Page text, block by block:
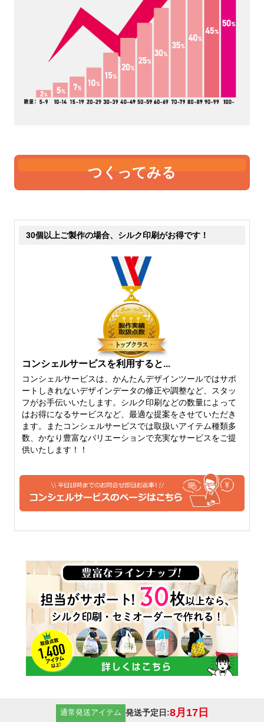
いちばん薄手です。中身が透
けて見えるのが分かります。
価格が安いのでノベルティや
販促として製作する事が多い
です。たためる機能のあるエ
コバッグなどは、4オンスで
作っているものが比較的多い
です。
薄手です。5オンスも中身が
透けて見えます。やや4オン
スよりも厚くなりますので、
ちょっとしっかりとした雰囲
気にはなります。手軽なトー
さそうです。
表現が難しいのですが、薄手
の中では、厚手です。透け具
合もだいぶ気にならないレベ
ルです。たたんだりできる厚
若干透けますが、中身が見え
るということは無いと思って
大丈夫です。ここから中厚手
になり、しっかりとした雰囲
気がありながらも、柔らかさ
さになります。
10オンス
10オンスになると、しっかり
としたトートバッグを作りた
いという片には、おすすめで
番のトートバッグなどは、10
オンスくらいから。やわらか
い雰囲気も残っています。
12オンス
厚手のしっかりトートバッグ
といえば、12オンス。生地も
トートバッグをご希望の方に
は、おすすめできる人気のベ
ーシックな厚手コットンで
14オンス
一番厚手のコットン生地で
す。堅さもあり、厚手なの
で、中身も透けることなく、
重視の方にはおすすめの14オ
つくってみる
30個以上ご製作の場合、シルク印刷がお得です！
コンシェルサービスを利用すると...
コンシェルサービスは、かんたんデザインツールではサポ
ートしきれないデザインデータの修正や調整など、スタッ
フがお手伝いいたします。シルク印刷などの数量によって
はお得になるサービスなど、最適な提案をさせていただき
ます。またコンシェルサービスでは取扱いアイテム種類多
数、かなり豊富なバリエーションで充実なサービスをご提
供いたします！！
通常発送アイテム 発送予定日:8月17日